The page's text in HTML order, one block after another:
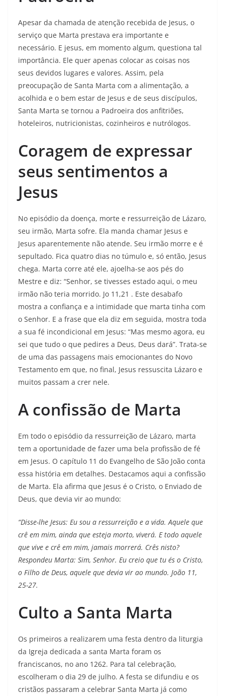
Apesar da chamada de atenção recebida de Jesus, o
serviço que Marta prestava era importante e
necessário. E jesus, em momento algum, questiona tal
importância. Ele quer apenas colocar as coisas nos
seus devidos lugares e valores. Assim, pela
preocupação de Santa Marta com a alimentação, a
acolhida e o bem estar de Jesus e de seus discípulos,
Santa Marta se tornou a Padroeira dos anfitriões,
hoteleiros, nutricionistas, cozinheiros e nutrólogos.
Coragem de expressar
seus sentimentos a
Jesus
No episódio da doença, morte e ressurreição de Lázaro,
seu irmão, Marta sofre. Ela manda chamar Jesus e
Jesus aparentemente não atende. Seu irmão morre e é
sepultado. Fica quatro dias no túmulo e, só então, Jesus
chega. Marta corre até ele, ajoelha-se aos pés do
Mestre e diz: “Senhor, se tivesses estado aqui, o meu
irmão não teria morrido. Jo 11,21 . Este desabafo
mostra a confiança e a intimidade que marta tinha com
o Senhor. E a frase que ela diz em seguida, mostra toda
a sua fé incondicional em Jesus: “Mas mesmo agora, eu
sei que tudo o que pedires a Deus, Deus dará”. Trata-se
de uma das passagens mais emocionantes do Novo
Testamento em que, no final, Jesus ressuscita Lázaro e
muitos passam a crer nele.
A confissão de Marta
Em todo o episódio da ressurreição de Lázaro, marta
tem a oportunidade de fazer uma bela profissão de fé
em Jesus. O capítulo 11 do Evangelho de São João conta
essa história em detalhes. Destacamos aqui a confissão
de Marta. Ela afirma que Jesus é o Cristo, o Enviado de
Deus, que devia vir ao mundo:
“Disse-lhe Jesus: Eu sou a ressurreição e a vida. Aquele que
crê em mim, ainda que esteja morto, viverá. E todo aquele
que vive e crê em mim, jamais morrerá. Crês nisto?
Respondeu Marta: Sim, Senhor. Eu creio que tu és o Cristo,
o Filho de Deus, aquele que devia vir ao mundo. João 11,
25-27.
Culto a Santa Marta
Os primeiros a realizarem uma festa dentro da liturgia
da Igreja dedicada a santa Marta foram os
franciscanos, no ano 1262. Para tal celebração,
escolheram o dia 29 de julho. A festa se difundiu e os
cristãos passaram a celebrar Santa Marta já como